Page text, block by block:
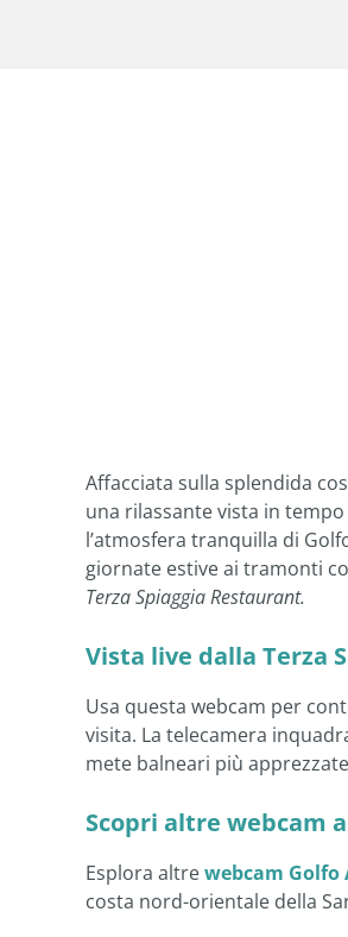
Affacciata sulla splendida
una rilassante vista in
l’atmosfera tranquilla di
giornate estive ai tramonti
Terza Spiaggia Restaurant.
Vista live dalla Terza
Usa questa webcam per
visita. La telecamera
mete balneari più
Scopri altre webcam
Esplora altrewebcam Golfo
costa nord-orientale della